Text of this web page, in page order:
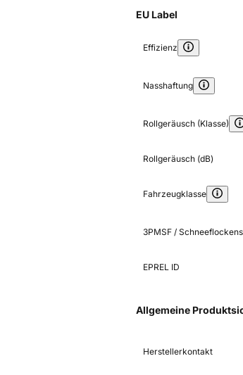
EU Label
Effizienz
Nasshaftung
Rollgeräusch (Klasse)
Rollgeräusch (dB)
Fahrzeugklasse
3PMSF /
EPREL ID
Allgemeine
Herstellerkontakt